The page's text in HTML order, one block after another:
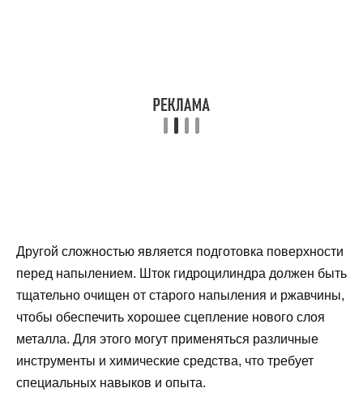
Другой сложностью является подготовка поверхности
перед напылением. Шток гидроцилиндра должен быть
тщательно очищен от старого напыления и ржавчины,
чтобы обеспечить хорошее сцепление нового слоя
металла. Для этого могут применяться различные
инструменты и химические средства, что требует
специальных навыков и опыта.